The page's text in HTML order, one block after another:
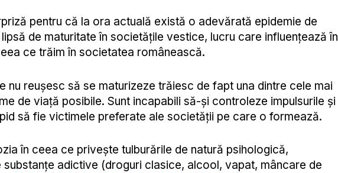
pentru că la ora actuală există o adevărată epidemie de
de maturitate în societățile vestice, lucru care influențează în
ce trăim în societatea românească.
nu reușesc să se maturizeze trăiesc de fapt una dintre cele mai
de viață posibile. Sunt incapabili să-și controleze impulsurile și
să fie victimele preferate ale societății pe care o formează.
în ceea ce privește tulburările de natură psihologică,
substanțe adictive (droguri clasice, alcool, vapat, mâncare de